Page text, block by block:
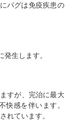
パグは免疫疾患の
生します。
すが、完治に最大
快感を伴います。
れています。